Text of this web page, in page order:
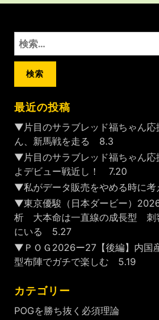
検
索:
最近の投稿
▼片目のサラブレッド福ちゃん
ん、新馬戦を走る 8.3
▼片目のサラブレッド福ちゃん
よデビュー戦近し！ 7.20
▼私がデータ販売をやめる時に
▼東京優駿（日本ダービー）
析 大本命は一直線の成長型 刺
にいる 5.27
▼ＰＯＧ2026ー27【後編】内国
型布陣でガチで楽しむ 5.19
カテゴリー
POGを勝ち抜く必須理論